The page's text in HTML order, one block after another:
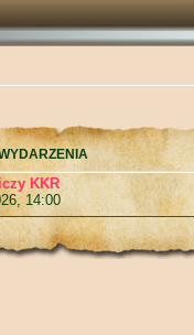
KKR
14:00